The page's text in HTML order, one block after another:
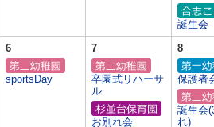
誕生会
6
sportsDay
7
卒園式リハーサ
ル
お別れ会
8
保護者
誕生会
れ)